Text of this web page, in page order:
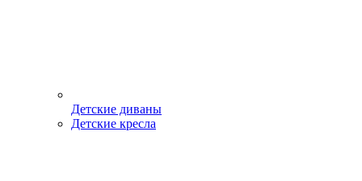
Детские диваны
Детские кресла